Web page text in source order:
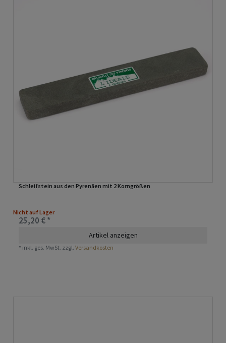
Schleifstein aus den Pyrenäen mit 2 Korngrößen
Nicht auf Lager
25,20 € *
Artikel anzeigen
* inkl. ges. MwSt. zzgl.Versandkosten